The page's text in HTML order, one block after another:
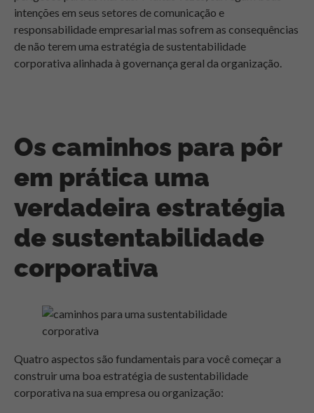
intenções em seus setores de comunicação e
responsabilidade empresarial mas sofrem as consequências
de não terem uma estratégia de sustentabilidade
corporativa alinhada à governança geral da organização.
Os caminhos para pôr
em prática uma
verdadeira estratégia
de sustentabilidade
corporativa
Quatro aspectos são fundamentais para você começar a
construir uma boa estratégia de sustentabilidade
corporativa na sua empresa ou organização: